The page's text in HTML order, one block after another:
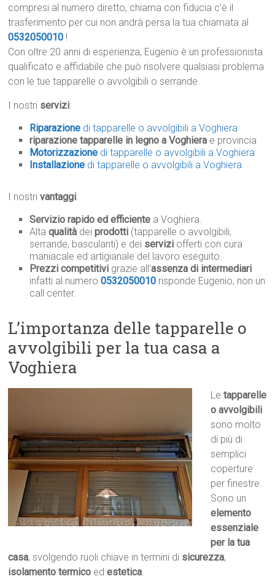
compresi al numero diretto, chiama con fiducia c’è il
trasferimento per cui non andrà persa la tua chiamata al
0532050010 !
Con oltre 20 anni di esperienza, Eugenio è un professionista
qualificato e affidabile che può risolvere qualsiasi problema
con le tue tapparelle o avvolgibili o serrande.
I nostri servizi:
Riparazione di tapparelle o avvolgibili a Voghiera
riparazione tapparelle in legno a Voghiera e provincia
Motorizzazione di tapparelle o avvolgibili a Voghiera
Installazione di tapparelle o avvolgibili a Voghiera
I nostrivantaggi:
Servizio rapido ed efficiente a Voghiera.
Altaqualità deiprodotti (tapparelle o avvolgibili,
serrande, basculanti) e dei servizi offerti con cura
maniacale ed artigianale del lavoro eseguito.
Prezzi competitivi grazie all’assenza di intermediari
infatti al numero0532050010 risponde Eugenio, non un
call center.
L’importanza delle tapparelle o
avvolgibili per la tua casa a
Voghiera
Letapparelle
o avvolgibili
sono molto
di più di
semplici
coperture
per finestre.
Sono un
elemento
essenziale
per la tua
casa, svolgendo ruoli chiave in termini di sicurezza,
isolamento termico edestetica.